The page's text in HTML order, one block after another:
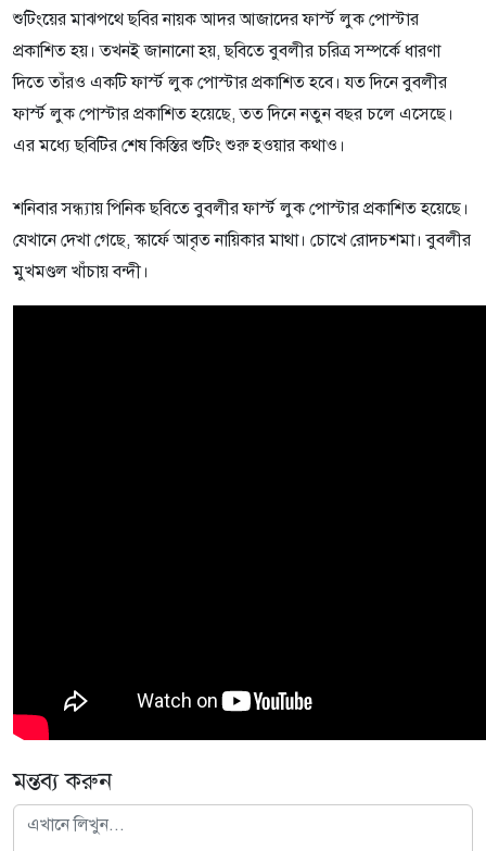
শুটিংয়ের মাঝপথে ছবির নায়ক আদর আজাদের ফার্স্ট লুক পোস্টার
প্রকাশিত হয়। তখনই জানানো হয়, ছবিতে বুবলীর চরিত্র সম্পর্কে ধারণা
দিতে তাঁরও একটি ফার্স্ট লুক পোস্টার প্রকাশিত হবে। যত দিনে বুবলীর
ফার্স্ট লুক পোস্টার প্রকাশিত হয়েছে, তত দিনে নতুন বছর চলে এসেছে।
এর মধ্যে ছবিটির শেষ কিস্তির শুটিং শুরু হওয়ার কথাও।
শনিবার সন্ধ্যায় পিনিক ছবিতে বুবলীর ফার্স্ট লুক পোস্টার প্রকাশিত হয়েছে।
যেখানে দেখা গেছে, স্কার্ফে আবৃত নায়িকার মাথা। চোখে রোদচশমা। বুবলীর
মুখমণ্ডল খাঁচায় বন্দী।
মন্তব্য করুন